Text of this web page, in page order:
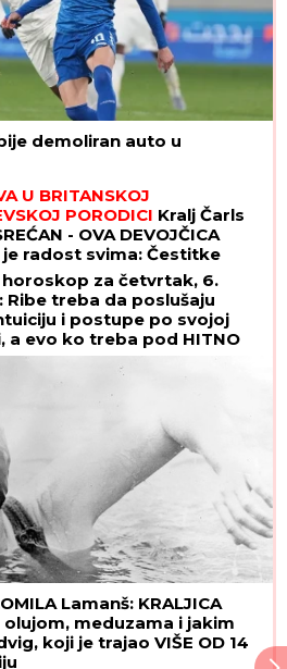
demoliran auto u
U BRITANSKOJ
PORODICI Kralj Čarls
- OVA DEVOJČICA
radost svima: Čestitke
svih strana
horoskop za četvrtak, 6.
Ribe treba da poslušaju
i postupe po svojoj
a evo ko treba pod HITNO
Lamanš: KRALJICA
olujom, meduzama i jakim
koji je trajao VIŠE OD 14